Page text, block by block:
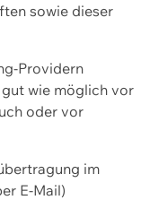
sowie dieser
Providern
gut wie möglich vor
oder vor
im
E-Mail)